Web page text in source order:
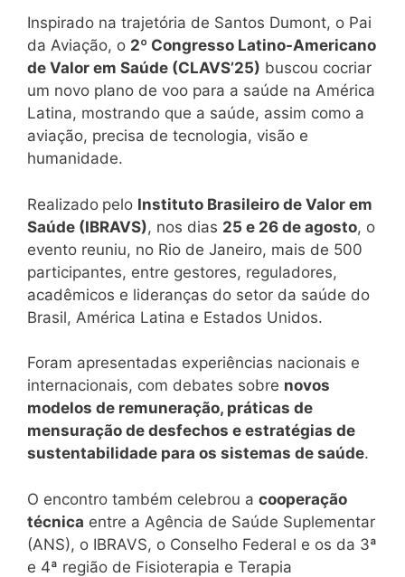
Inspirado na trajetória de Santos Dumont, o Pai
da Aviação, o 2º Congresso Latino-Americano
de Valor em Saúde (CLAVS’25) buscou cocriar
um novo plano de voo para a saúde na América
Latina, mostrando que a saúde, assim como a
aviação, precisa de tecnologia, visão e
humanidade.
Realizado pelo Instituto Brasileiro de Valor em
Saúde (IBRAVS), nos dias 25 e 26 de agosto, o
evento reuniu, no Rio de Janeiro, mais de 500
participantes, entre gestores, reguladores,
acadêmicos e lideranças do setor da saúde do
Brasil, América Latina e Estados Unidos.
Foram apresentadas experiências nacionais e
internacionais, com debates sobre novos
modelos de remuneração, práticas de
mensuração de desfechos e estratégias de
sustentabilidade para os sistemas de saúde.
O encontro também celebrou a cooperação
técnica entre a Agência de Saúde Suplementar
(ANS), o IBRAVS, o Conselho Federal e os da 3ª
e 4ª região de Fisioterapia e Terapia